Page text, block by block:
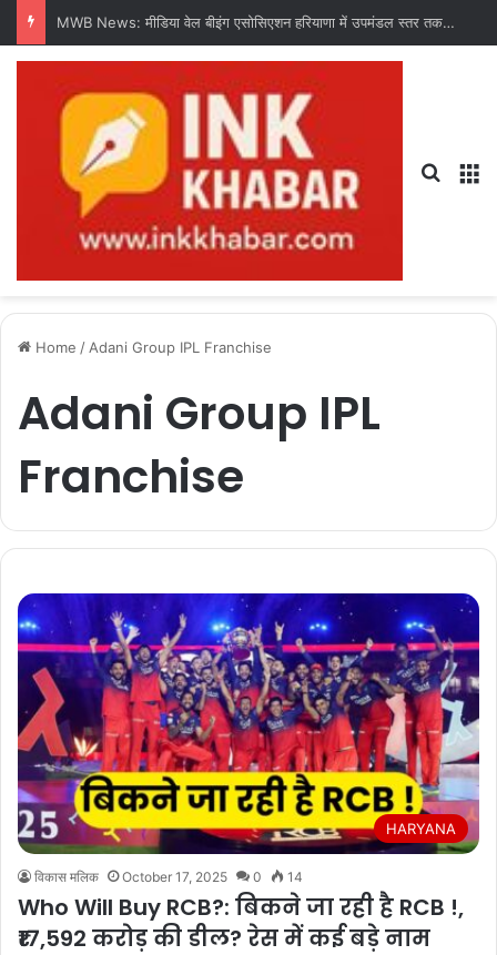
MWB News: मीडिया वेल बीइंग एसोसिएशन हरियाणा में उपमंडल स्तर तक संगठन का करेगी विस्तार : चंद्र शेखर धरणी
Home / Adani Group IPL Franchise
Adani Group IPL
Franchise
HARYANA
विकास मलिक October 17, 2025 0 14
Who Will Buy RCB?: बिकने जा रही है RCB !,
₹17,592 करोड़ की डील? रेस में कई बड़े नाम